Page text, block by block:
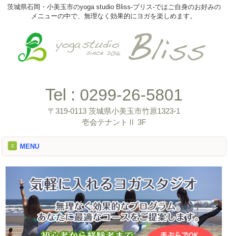
茨城県石岡・小美玉市のyoga studio Bliss-ブリス-ではご自身のお好みの
メニューの中で、無理なく効果的にヨガを楽しめます。
Tel : 0299-26-5801
〒319-0113 茨城県小美玉市竹原1323-1
壱会テナントⅡ 3F
MENU